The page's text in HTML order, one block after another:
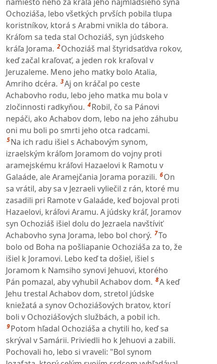
Ochoziáša, lebo všetkých prvších pobila tlupa
koristníkov, ktorá s Arabmi vnikla do tábora.
Kráľom sa teda stal Ochoziáš, syn júdskeho
kráľa Jorama. 2 Ochoziáš mal štyridsaťdva rokov,
keď začal kraľovať, a jeden rok kraľoval v
Jeruzaleme. Meno jeho matky bolo Atalia,
Amriho dcéra. 3Aj on kráčal po ceste
Achabovho rodu, lebo jeho matka mu bola v
zločinnosti radkyňou. 4 Robil, čo sa Pánovi
nepáči, ako Achabov dom, lebo na jeho záhubu
oni mu boli po smrti jeho otca radcami.
5 Na ich radu išiel s Achabovým synom,
izraelským kráľom Joramom do vojny proti
aramejskému kráľovi Hazaelovi k Ramotu v
Galaáde, ale Aramejčania Jorama porazili. 6 On
sa vrátil, aby sa v Jezraeli vyliečil z rán, ktoré mu
zasadili pri Ramote v Galaáde, keď bojoval proti
Hazaelovi, kráľovi Aramu. A júdsky kráľ, Joramov
syn Ochoziáš išiel dolu do Jezraela navštíviť
Achabovho syna Jorama, lebo bol chorý. 7To
bolo od Boha na pošliapanie Ochoziáša za to, že
išiel k Joramovi. Lebo keď ta došiel, išiel s
Joramom k Namsiho synovi Jehuovi, ktorého
Pán pomazal, aby vyhubil Achabov dom. 8A keď
Jehu trestal Achabov dom, stretol júdske
kniežatá a synov Ochoziášových bratov, ktorí
boli v Ochoziášových službách, a pobil ich.
9 Potom hľadal Ochoziáša a chytili ho, keď sa
skrýval v Samárii. Priviedli ho k Jehuovi a zabili.
Pochovali ho, lebo si vraveli: "Bol synom